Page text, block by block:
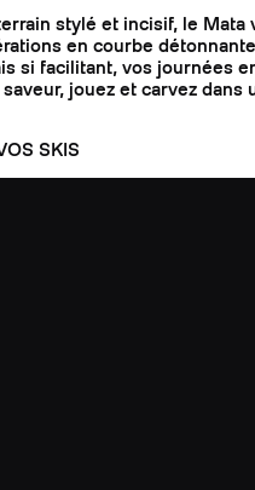
stylé et incisif, le Mata
en courbe
si facilitant, vos journées
jouez et carvez dans
SKIS